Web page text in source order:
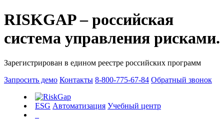
RISKGAP – российская
система управления рисками.
Зарегистрирован в едином реестре российских программ
Запросить демо Контакты 8-800-775-67-84 Обратный звонок
ESG Автоматизация Учебный центр